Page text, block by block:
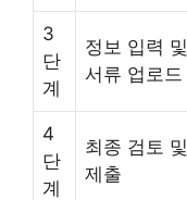
3
단
계
정보 입력 및
서류 업로드
4
단
계
최종 검토 및
제출